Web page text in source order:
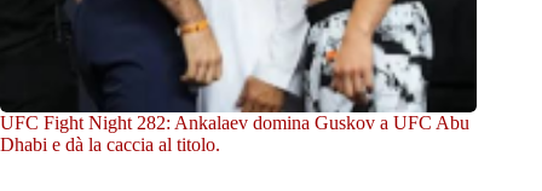
UFC Fight Night 282: Ankalaev domina Guskov a UFC Abu
Dhabi e dà la caccia al titolo.